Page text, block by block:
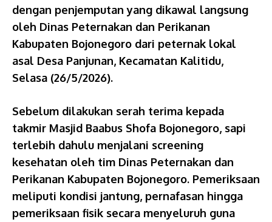
dengan penjemputan yang dikawal langsung
oleh Dinas Peternakan dan Perikanan
Kabupaten Bojonegoro dari peternak lokal
asal Desa Panjunan, Kecamatan Kalitidu,
Selasa (26/5/2026).
Sebelum dilakukan serah terima kepada
takmir Masjid Baabus Shofa Bojonegoro, sapi
terlebih dahulu menjalani screening
kesehatan oleh tim Dinas Peternakan dan
Perikanan Kabupaten Bojonegoro. Pemeriksaan
meliputi kondisi jantung, pernafasan hingga
pemeriksaan fisik secara menyeluruh guna